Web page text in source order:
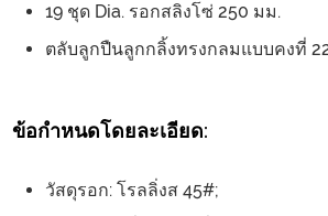
19 ชุด Dia. รอกสลิงโซ่ 250 มม.
ตลับลูกปืนลูกกลิ้งทรงกลมแบบคงที่
ข้อกำหนดโดยละเอียด:
วัสดุรอก: โรลลิ่งส 45#;